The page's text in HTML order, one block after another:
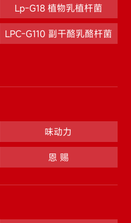
Lp-G18 植物乳植杆菌
LPC-G110 副干酪乳酪杆菌
味动力
恩 赐